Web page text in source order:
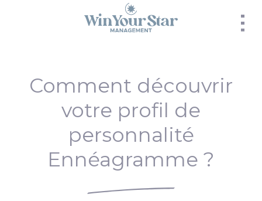
Comment découvrir
votre profil de
personnalité
Ennéagramme ?